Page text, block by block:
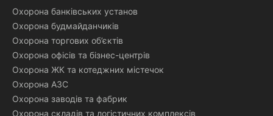
Охорона банківських установ
Охорона будмайданчиків
Охорона торгових об’єктів
Охорона офісів та бізнес-центрів
Охорона ЖК та котеджних містечок
Охорона АЗС
Охорона заводів та фабрик
Охорона складів та логістичних комплексів